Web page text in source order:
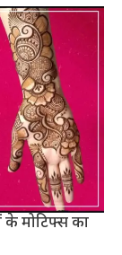
के मोटिफ्स का